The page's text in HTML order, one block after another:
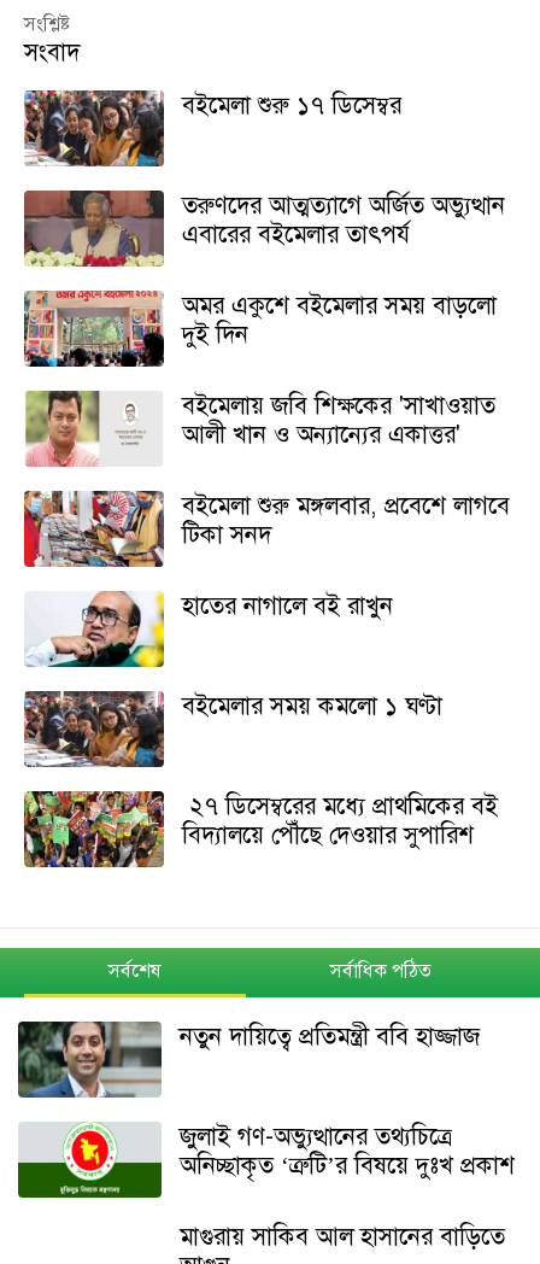
সংশ্লিষ্ট
সংবাদ
বইমেলা শুরু ১৭ ডিসেম্বর
তরুণদের আত্মত্যাগে অর্জিত অভ্যুত্থান
এবারের বইমেলার তাৎপর্য
অমর একুশে বইমেলার সময় বাড়লো
দুই দিন
বইমেলায় জবি শিক্ষকের 'সাখাওয়াত
আলী খান ও অন্যান্যের একাত্তর'
বইমেলা শুরু মঙ্গলবার, প্রবেশে লাগবে
টিকা সনদ
হাতের নাগালে বই রাখুন
বইমেলার সময় কমলো ১ ঘণ্টা
২৭ ডিসেম্বরের মধ্যে প্রাথমিকের বই
বিদ্যালয়ে পৌঁছে দেওয়ার সুপারিশ
সর্বশেষ সর্বাধিক পঠিত
নতুন দায়িত্বে প্রতিমন্ত্রী ববি হাজ্জাজ
জুলাই গণ-অভ্যুত্থানের তথ্যচিত্রে
অনিচ্ছাকৃত ‘ত্রুটি’র বিষয়ে দুঃখ প্রকাশ
মাগুরায় সাকিব আল হাসানের বাড়িতে